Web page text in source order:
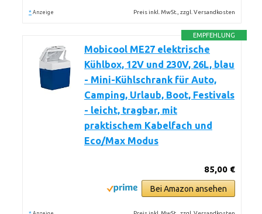
* Anzeige Preis inkl. MwSt., zzgl. Versandkosten
EMPFEHLUNG
Mobicool ME27 elektrische
Kühlbox, 12V und 230V, 26L, blau
- Mini-Kühlschrank für Auto,
Camping, Urlaub, Boot, Festivals
- leicht, tragbar, mit
praktischem Kabelfach und
Eco/Max Modus
85,00 €
Bei Amazon ansehen